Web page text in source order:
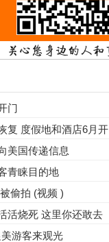
门
复 度假地和酒店6月开
美国传递信息
青睐目的地
偷拍 (视频 )
活烧死 这里你还敢去
游客来观光